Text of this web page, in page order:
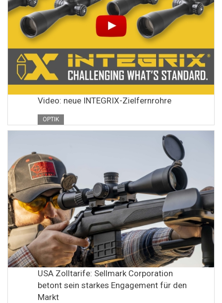
Video: neue INTEGRIX-Zielfernrohre
OPTIK
USA Zolltarife: Sellmark Corporation
betont sein starkes Engagement für den
Markt